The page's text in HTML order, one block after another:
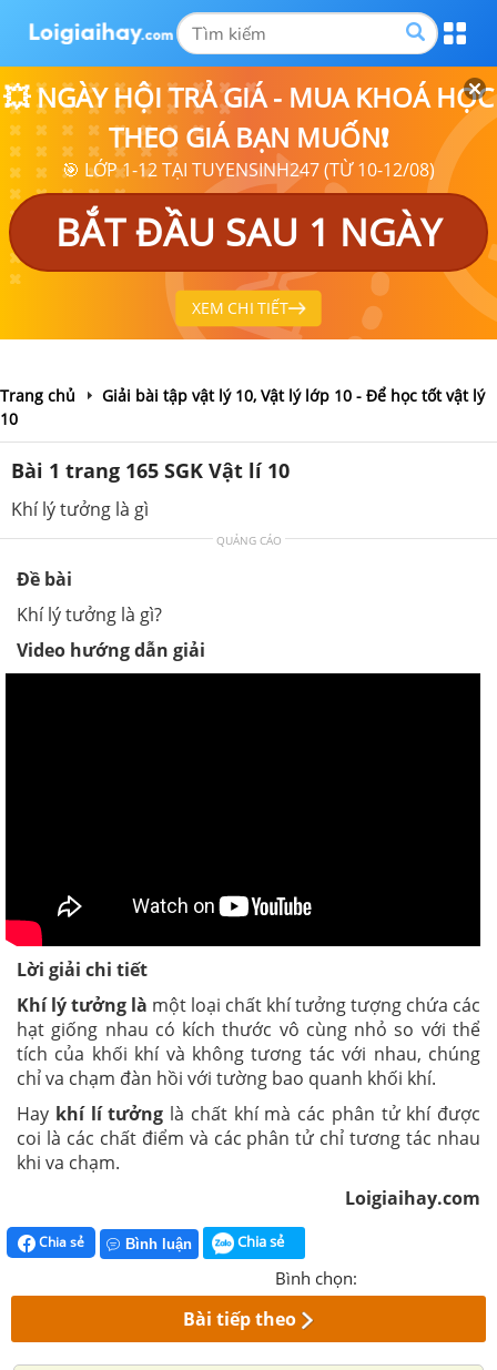
💥 NGÀY HỘI TRẢ GIÁ - MUA KHOÁ HỌC
THEO GIÁ BẠN MUỐN❗
🎯 LỚP 1-12 TẠI TUYENSINH247 (TỪ 10-12/08)
BẮT ĐẦU SAU 1 NGÀY
XEM CHI TIẾT
Trang chủ
Giải bài tập vật lý 10, Vật lý lớp 10 - Để học tốt vật lý
10
Bài 1 trang 165 SGK Vật lí 10
Khí lý tưởng là gì
QUẢNG CÁO
Đề bài
Khí lý tưởng là gì?
Video hướng dẫn giải
Lời giải chi tiết
Khí lý tưởng là một loại chất khí tưởng tượng chứa các
hạt giống nhau có kích thước vô cùng nhỏ so với thể
tích của khối khí và không tương tác với nhau, chúng
chỉ va chạm đàn hồi với tường bao quanh khối khí.
Hay khí lí tưởng là chất khí mà các phân tử khí được
coi là các chất điểm và các phân tử chỉ tương tác nhau
khi va chạm.
Loigiaihay.com
Chia sẻ Bình luận Chia sẻ
Bình chọn:
Bài tiếp theo